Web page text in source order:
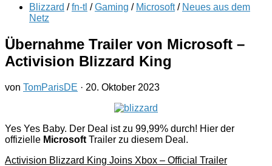
Blizzard / fn-tl / Gaming / Microsoft / Neues aus dem
Netz
Übernahme Trailer von Microsoft –
Activision Blizzard King
von TomParisDE · 20. Oktober 2023
Yes Yes Baby. Der Deal ist zu 99,99% durch! Hier der
offizielle Microsoft Trailer zu diesem Deal.
Activision Blizzard King Joins Xbox – Official Trailer